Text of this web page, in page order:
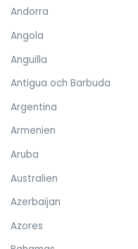
Andorra
Angola
Anguilla
Antigua och Barbuda
Argentina
Armenien
Aruba
Australien
Azerbaijan
Azores